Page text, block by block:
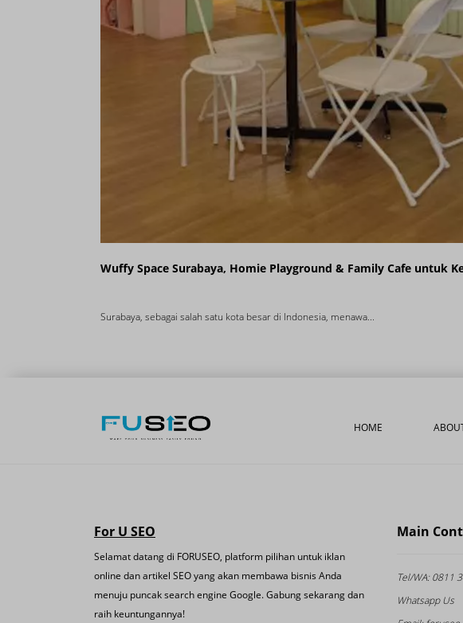
Wuffy Space Surabaya, Homie Playground & Family Cafe untuk
Surabaya, sebagai salah satu kota besar di Indonesia, menawa...
HOME
For U SEO
Selamat datang di FORUSEO, platform pilihan untuk iklan
online dan artikel SEO yang akan membawa bisnis Anda
menuju puncak search engine Google. Gabung sekarang dan
raih keuntungannya!
Main
Tel/WA:0811
Whatsapp Us